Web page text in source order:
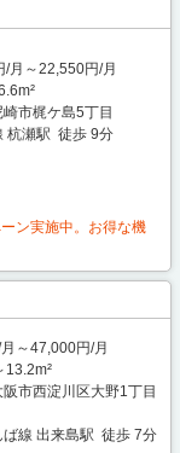
/月～22,550円/月
市梶ケ島5丁目
杭瀬駅 徒歩 9分
ン実施中。お得な機
～47,000円/月
13.2m²
阪市西淀川区大野1丁目
ば線 出来島駅 徒歩 7分